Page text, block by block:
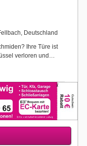
Deutschland
Ihre Türe ist
verloren und…